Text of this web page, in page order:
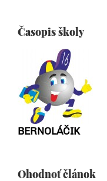
Časopis školy
BERNOLÁČIK
Ohodnoť článok